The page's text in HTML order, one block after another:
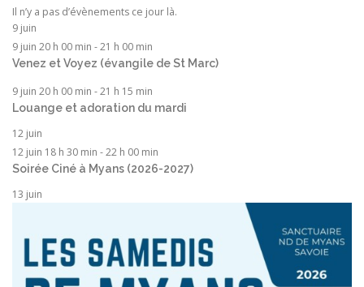
Il n’y a pas d’évènements ce jour là.
9 juin
9 juin 20 h 00 min -21 h 00 min
Venez et Voyez (évangile de St Marc)
9 juin 20 h 00 min -21 h 15 min
Louange et adoration du mardi
12 juin
12 juin 18 h 30 min -22 h 00 min
Soirée Ciné à Myans (2026-2027)
13 juin